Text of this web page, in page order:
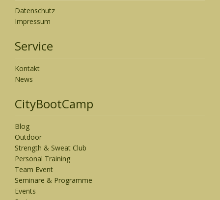
Datenschutz
Impressum
Service
Kontakt
News
CityBootCamp
Blog
Outdoor
Strength & Sweat Club
Personal Training
Team Event
Seminare & Programme
Events